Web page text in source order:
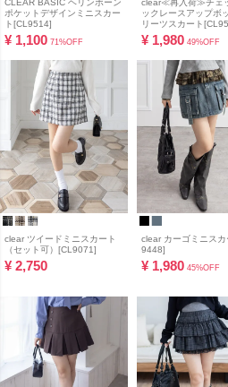
CLEAR BASIC ヘリンボーン
ポケットデザインミニスカー
ト[CL9514]
¥ 1,100 71%OFF
clear≪再入荷≫チェ
ックレースアップボ
リーツスカート
¥ 1,980 49%OFF
clear ツイードミニスカート
（セット可）[CL9071]
¥ 2,750
clear カーゴミニスカ
9448]
¥ 1,980 45%OFF